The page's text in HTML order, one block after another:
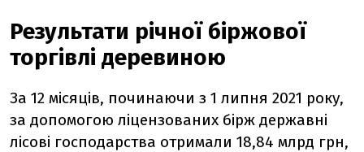
Результати річної біржової
торгівлі деревиною
За 12 місяців, починаючи з 1 липня 2021 року,
за допомогою ліцензованих бірж державні
лісові господарства отримали 18,84 млрд грн,